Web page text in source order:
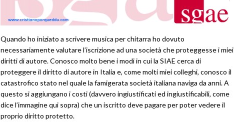
Quando ho iniziato a scrivere musica per chitarra ho dovuto
necessariamente valutare l’iscrizione ad una società che proteggesse i miei
diritti di autore. Conosco molto bene i modi in cui la SIAE cerca di
proteggere il diritto di autore in Italia e, come molti miei colleghi, conosco il
catastrofico stato nel quale la famigerata società italiana naviga da anni. A
questo si aggiungano i costi (davvero ingiustificati ed ingiustificabili, come
dice l’immagine qui sopra) che un iscritto deve pagare per poter vedere il
proprio diritto protetto.